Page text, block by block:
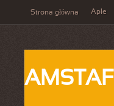
Strona główna Aple
AMSTAF